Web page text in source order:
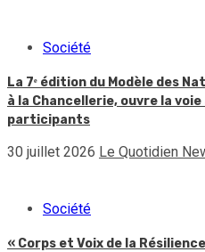
Société
La 7ᵉ édition du Modèle des
à la Chancellerie, ouvre la
participants
30 juillet 2026 Le Quotidien
Société
« Corps et Voix de la